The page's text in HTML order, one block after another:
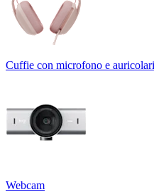
Cuffie con microfono e auricolari
Webcam